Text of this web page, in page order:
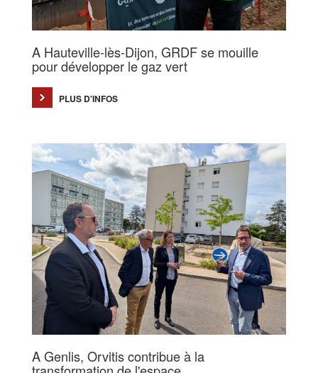
A Hauteville-lès-Dijon, GRDF se mouille
pour développer le gaz vert
PLUS D'INFOS
A Genlis, Orvitis contribue à la